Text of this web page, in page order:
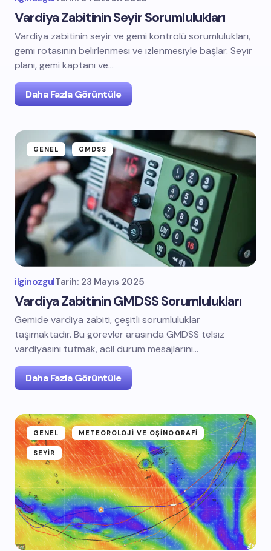
Vardiya Zabitinin Seyir Sorumlulukları
Vardiya zabitinin seyir ve gemi kontrolü sorumlulukları,
gemi rotasının belirlenmesi ve izlenmesiyle başlar. Seyir
planı, gemi kaptanı ve…
Daha Fazla Görüntüle
GENEL GMDSS
ilginozgulTarih: 23 Mayıs 2025
Vardiya Zabitinin GMDSS Sorumlulukları
Gemide vardiya zabiti, çeşitli sorumluluklar
taşımaktadır. Bu görevler arasında GMDSS telsiz
vardiyasını tutmak, acil durum mesajlarını…
Daha Fazla Görüntüle
GENEL METEOROLOJI VE OŞINOGRAFI
SEYIR